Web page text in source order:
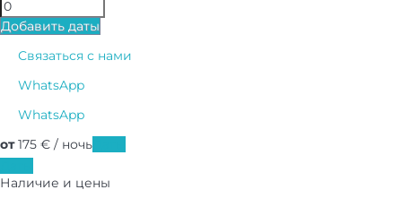
Добавить даты
Связаться с нами
WhatsApp
WhatsApp
от175 € / ночь
Наличие и цены